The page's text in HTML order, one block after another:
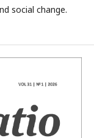
social change.